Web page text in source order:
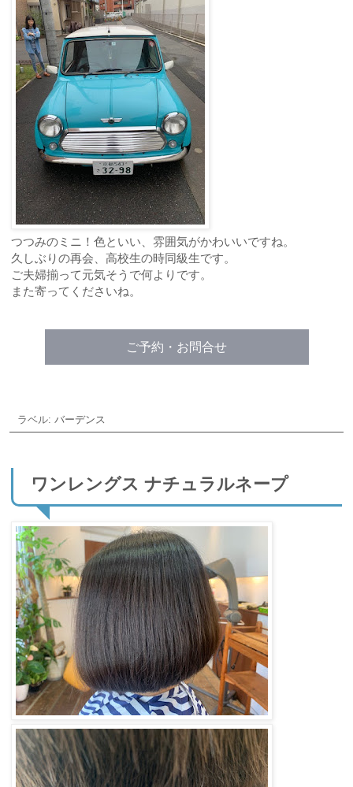
つつみのミニ！色といい、雰囲気がかわいいですね。
久しぶりの再会、高校生の時同級生です。
ご夫婦揃って元気そうで何よりです。
また寄ってくださいね。
ご予約・お問合せ
ラベル: バーデンス
ワンレングス ナチュラルネープ